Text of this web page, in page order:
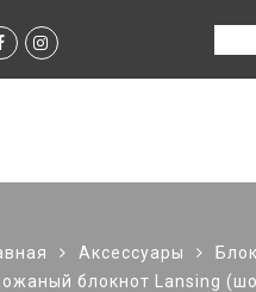
Аксессуары
блокнот Lansing